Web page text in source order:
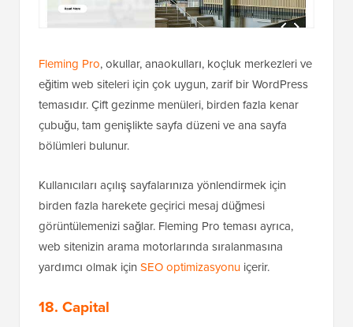
Fleming Pro, okullar, anaokulları, koçluk merkezleri ve
eğitim web siteleri için çok uygun, zarif bir WordPress
temasıdır. Çift gezinme menüleri, birden fazla kenar
çubuğu, tam genişlikte sayfa düzeni ve ana sayfa
bölümleri bulunur.
Kullanıcıları açılış sayfalarınıza yönlendirmek için
birden fazla harekete geçirici mesaj düğmesi
görüntülemenizi sağlar. Fleming Pro teması ayrıca,
web sitenizin arama motorlarında sıralanmasına
yardımcı olmak için SEO optimizasyonu içerir.
18. Capital